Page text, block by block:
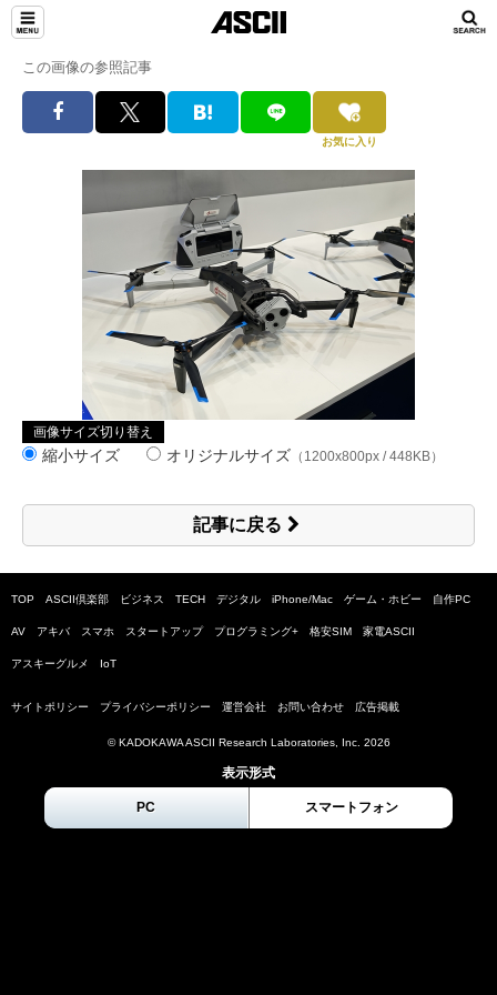
この画像の参照記事
お気に入り
画像サイズ切り替え
縮小サイズ オリジナルサイズ （1200x800px / 448KB）
記事に戻る
TOP ASCII倶楽部 ビジネス TECH デジタル iPhone/Mac ゲーム・ホビー 自作PC
AV アキバ スマホ スタートアップ プログラミング+ 格安SIM 家電ASCII
アスキーグルメ IoT
サイトポリシー プライバシーポリシー 運営会社 お問い合わせ 広告掲載
© KADOKAWA ASCII Research Laboratories, Inc. 2026
表示形式
PC スマートフォン